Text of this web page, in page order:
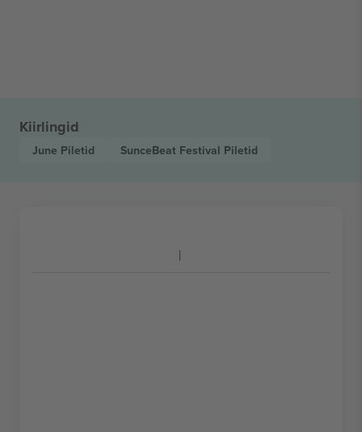
Kiirlingid
June Piletid SunceBeat Festival Piletid